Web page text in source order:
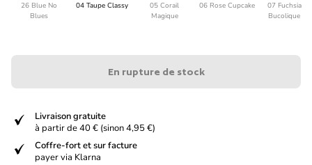
26 Blue No
Blues
04 Taupe Classy
05 Corail
Magique
06 Rose Cupcake
07 Fuchsia
Bucolique
En rupture de stock
verified
Livraison gratuite
à partir de 40 € (sinon 4,95 €)
verified
Coffre-fort et sur facture
payer via Klarna